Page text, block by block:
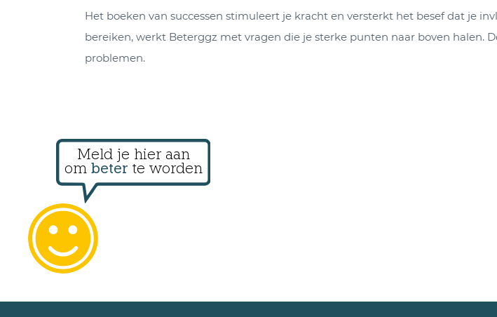
Het boeken van successen stimuleert je kracht en versterkt het besef dat je
bereiken, werkt Beterggz met vragen die je sterke punten naar boven halen.
problemen.
Meld je hier aan
om beter te worden